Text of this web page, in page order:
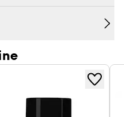
Givenchy.
Gentleman Eau de
disponible dans un
olfaction
originel, le parfum